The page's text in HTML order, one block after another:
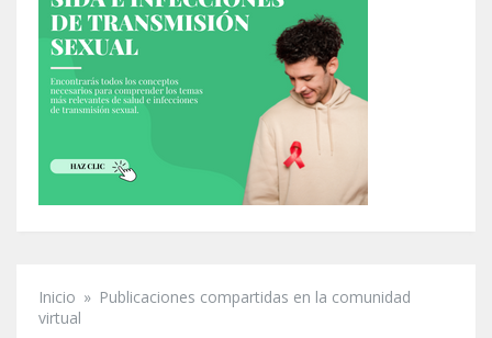
Se encuentra usted aquí
Inicio » Publicaciones compartidas en la comunidad
virtual